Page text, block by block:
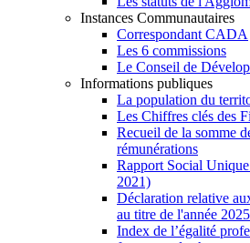
Instances Communautaires
Correspondant CADA
Les 6 commissions
Le Conseil de
Informations publiques
La population du
Les Chiffres clés des
Recueil de la somme
rémunérations
Rapport Social
2021)
Déclaration relative
au titre de l'année 2025
Index de l’égalité